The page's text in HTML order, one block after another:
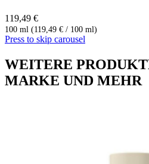
119,49 €
100 ml (119,49 € / 100 ml)
Press to skip carousel
WEITERE
MARKE UND MEHR